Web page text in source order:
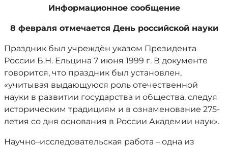
Информационное сообщение
8 февраля отмечается День российской науки
Праздник был учреждён указом Президента
России Б.Н. Ельцина 7 июня 1999 г. В документе
говорится, что праздник был установлен,
«учитывая выдающуюся роль отечественной
науки в развитии государства и общества, следуя
историческим традициям и в ознаменование 275-
летия со дня основания в России Академии наук».
Научно–исследовательская работа – одна из